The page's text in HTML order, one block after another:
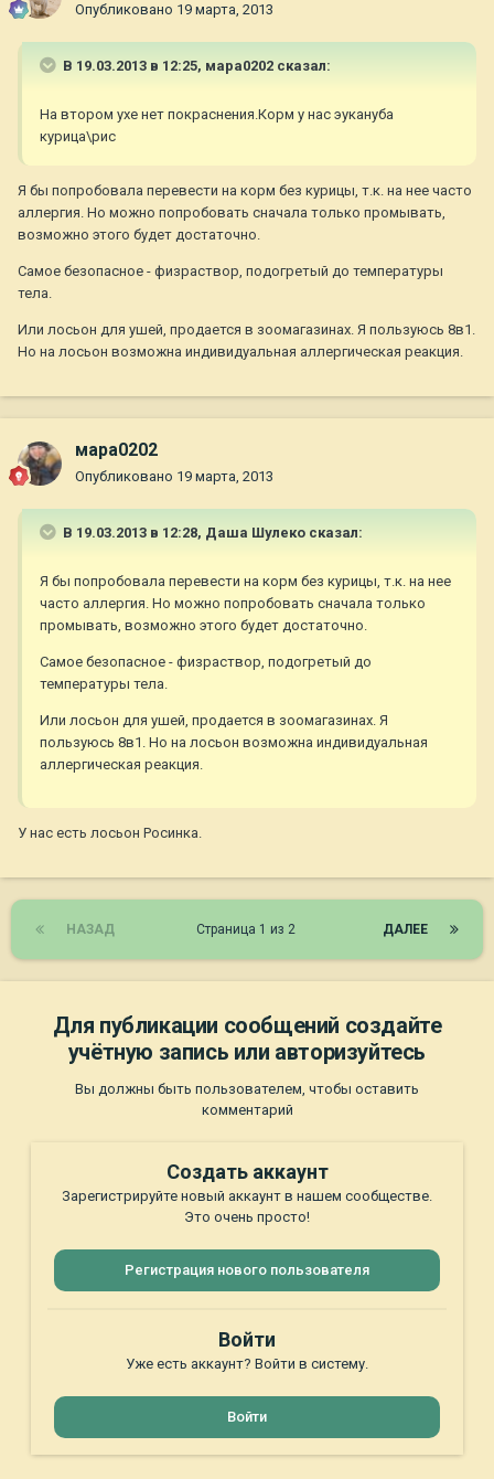
Опубликовано 19 марта, 2013
В 19.03.2013 в 12:25, мара0202 сказал:
На втором ухе нет покраснения.Корм у нас эукануба
курица\рис
Я бы попробовала перевести на корм без курицы, т.к. на нее часто
аллергия. Но можно попробовать сначала только промывать,
возможно этого будет достаточно.
Самое безопасное - физраствор, подогретый до температуры
тела.
Или лосьон для ушей, продается в зоомагазинах. Я пользуюсь 8в1.
Но на лосьон возможна индивидуальная аллергическая реакция.
мара0202
Опубликовано 19 марта, 2013
В 19.03.2013 в 12:28, Даша Шулеко сказал:
Я бы попробовала перевести на корм без курицы, т.к. на нее
часто аллергия. Но можно попробовать сначала только
промывать, возможно этого будет достаточно.
Самое безопасное - физраствор, подогретый до
температуры тела.
Или лосьон для ушей, продается в зоомагазинах. Я
пользуюсь 8в1. Но на лосьон возможна индивидуальная
аллергическая реакция.
У нас есть лосьон Росинка.
НАЗАД ДАЛЕЕ
Страница 1 из 2
Для публикации сообщений создайте
учётную запись или авторизуйтесь
Вы должны быть пользователем, чтобы оставить
комментарий
Создать аккаунт
Зарегистрируйте новый аккаунт в нашем сообществе.
Это очень просто!
Регистрация нового пользователя
Войти
Уже есть аккаунт? Войти в систему.
Войти